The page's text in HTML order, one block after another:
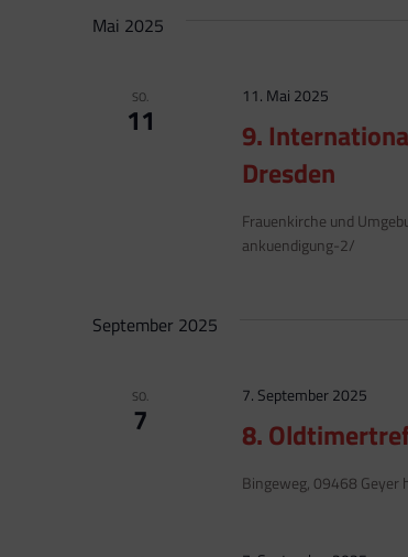
Mai 2025
SO.
11
9.
Dresden
11. Mai 2025
Frauenkirche und
ankuendigung-2/
September 2025
SO.
7 8.
7. September 2025
Bingeweg, 09468